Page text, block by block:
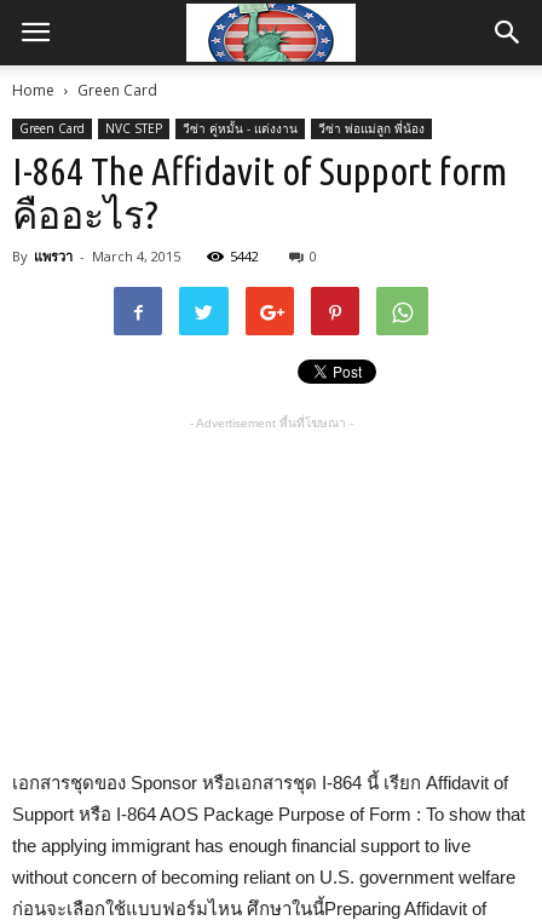
Home Green Card
Green Card NVC STEP วีซ่า คู่หมั้น - แต่งงาน วีซ่า พ่อแม่ลูก พี่น้อง
I-864 The Affidavit of Support form
คืออะไร?
By แพรวา - March 4, 2015 5442 0
- Advertisement พื้นที่โฆษณา -
เอกสารชุดของ Sponsor หรือเอกสารชุด I-864 นี้ เรียก Affidavit of
Support หรือ I-864 AOS Package Purpose of Form : To show that
the applying immigrant has enough financial support to live
without concern of becoming reliant on U.S. government welfare
ก่อนจะเลือกใช้แบบฟอร์มไหน ศึกษาในนี้Preparing Affidavit of